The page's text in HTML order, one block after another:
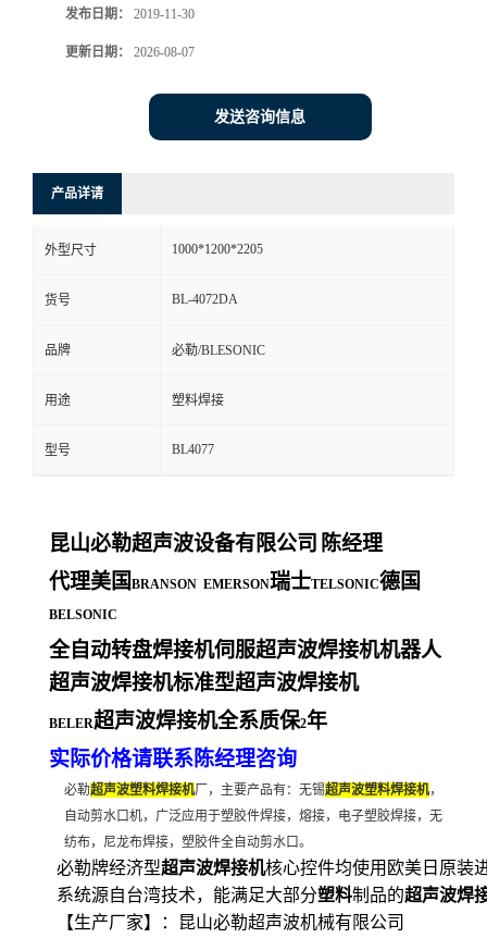
发布日期： 2019-11-30
更新日期： 2026-08-07
发送咨询信息
产品详请
外型尺寸 1000*1200*2205
货号 BL-4072DA
品牌 必勒/BLESONIC
用途 塑料焊接
型号 BL4077
昆山必勒超声波设备有限公司 陈经理
代理美国 BRANSON EMERSON瑞士TELSONIC德国
BELSONIC
全自动转盘焊接机伺服超声波焊接机机器人
超声波焊接机标准型超声波焊接机
BELER超声波焊接机全系质保2年
实际价格请联系陈经理咨询
必勒超声波塑料焊接机厂，主要产品有：无锡超声波塑料焊接机，
自动剪水口机，广泛应用于塑胶件焊接，熔接，电子塑胶焊接，无
纺布，尼龙布焊接，塑胶件全自动剪水口。
必勒牌经济型超声波焊接机核心控件均使用欧美日原装
系统源自台湾技术，能满足大部分塑料制品的超声波焊
【生产厂家】：昆山必勒超声波机械有限公司